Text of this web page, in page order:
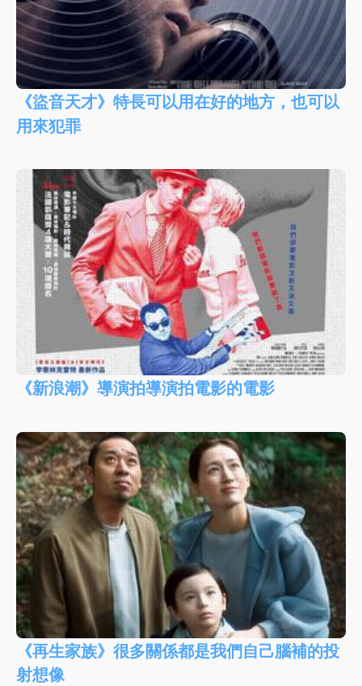
《盜音天才》特長可以用在好的地方，也可以
用來犯罪
《新浪潮》導演拍導演拍電影的電影
《再生家族》很多關係都是我們自己腦補的投
射想像